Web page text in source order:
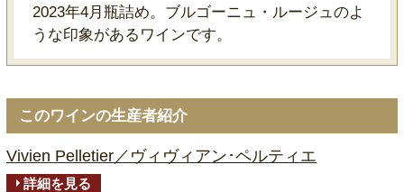
2023年4月瓶詰め。ブルゴーニュ・ルージュのよ
うな印象があるワインです。
このワインの生産者紹介
Vivien Pelletier／ヴィヴィアン･ペルティエ
詳細を見る